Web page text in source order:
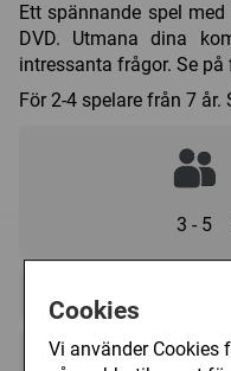
Cookies
Vi använder Cookies
Ett spännande spel
DVD. Utmana dina
intressanta frågor. Se
För 2-4 spelare från 7
3 - 5